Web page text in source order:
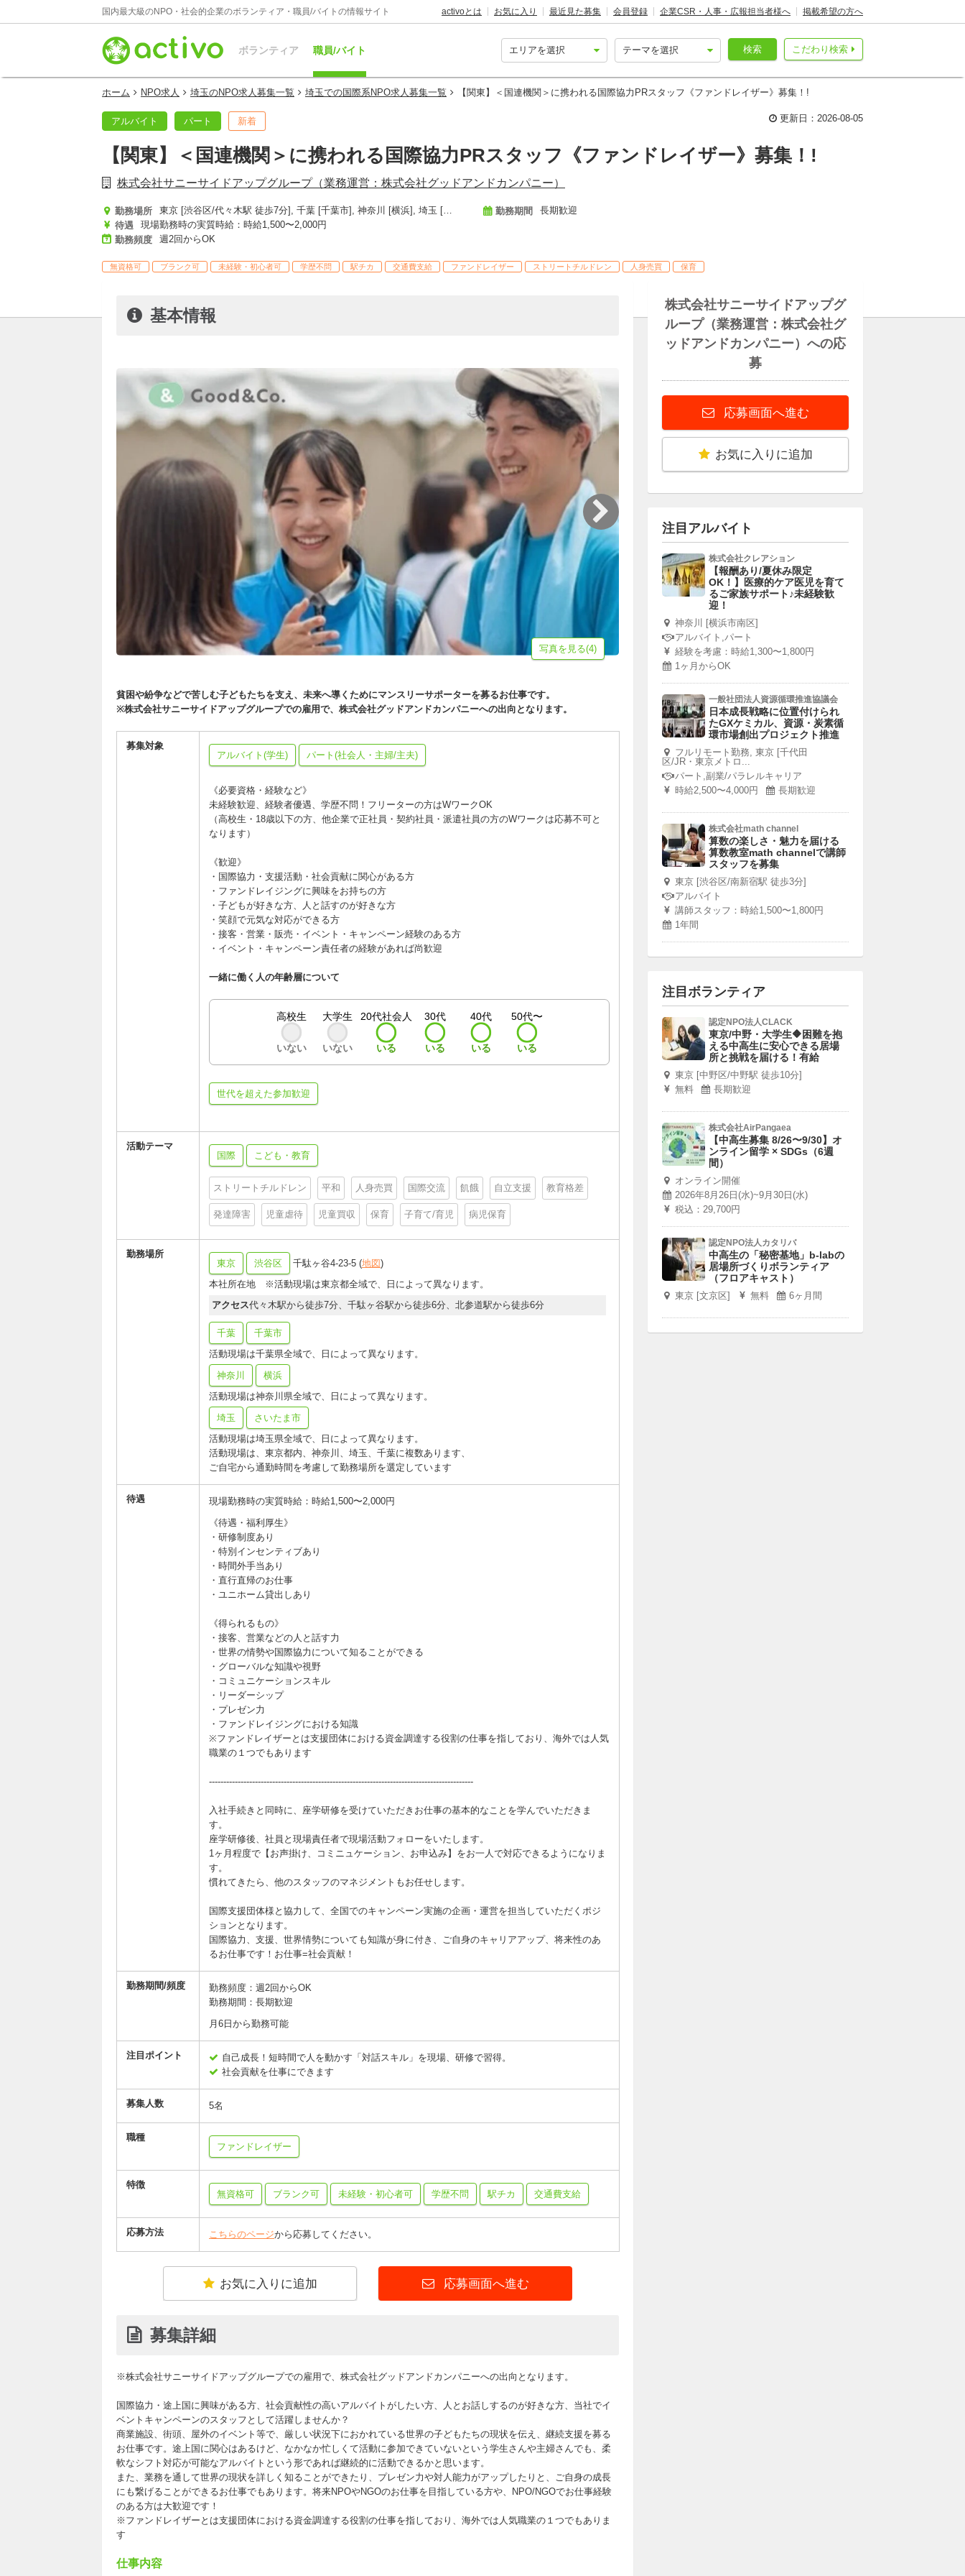
国内最大級のNPO・社会的企業のボランティア・職員/バイトの情報サイト activoとは お気に入り 最近見た募集 会員登録 企業CSR・人事・広報担当者様へ 掲載希望の方へ
ボランティア 職員/バイト こだわり検索
検索
ホーム NPO求人 埼玉のNPO求人募集一覧 埼玉での国際系NPO求人募集一覧 【関東】＜国連機関＞に携われる国際協力PRスタッフ《ファンドレイザー》募集！!
アルバイト パート 新着 更新日：2026-08-05
【関東】＜国連機関＞に携われる国際協力PRスタッフ《ファンドレイザー》募集！!
株式会社サニーサイドアップグループ（業務運営：株式会社グッドアンドカンパニー）
勤務場所
東京 [渋谷区/代々木駅 徒歩7分], 千葉 [千葉市], 神奈川 [横浜], 埼玉 [さいたま市]
待遇
現場勤務時の実質時給：時給1,500〜2,000円
勤務頻度
週2回からOK
勤務期間 長期歓迎
無資格可 ブランク可 未経験・初心者可 学歴不問 駅チカ 交通費支給 ファンドレイザー ストリートチルドレン 人身売買 保育
基本情報
写真を見る(4)
貧困や紛争などで苦しむ子どもたちを支え、未来へ導くためにマンスリーサポーターを募るお仕事です。
※株式会社サニーサイドアップグループでの雇用で、株式会社グッドアンドカンパニーへの出向となります。
募集対象
アルバイト(学生)
パート(社会人・主婦/主夫)
《必要資格・経験など》
未経験歓迎、経験者優遇、学歴不問！フリーターの方はWワークOK
（高校生・18歳以下の方、他企業で正社員・契約社員・派遣社員の方のWワークは応募不可と
なります）
《歓迎》
・国際協力・支援活動・社会貢献に関心がある方
・ファンドレイジングに興味をお持ちの方
・子どもが好きな方、人と話すのが好きな方
・笑顔で元気な対応ができる方
・接客・営業・販売・イベント・キャンペーン経験のある方
・イベント・キャンペーン責任者の経験があれば尚歓迎
一緒に働く人の年齢層について
高校生
いない
大学生
いない
20代社会人
いる
30代
いる
40代
いる
50代〜
いる
世代を超えた参加歓迎
活動テーマ
国際
こども・教育
ストリートチルドレン 平和 人身売買 国際交流 飢餓 自立支援 教育格差
発達障害 児童虐待 児童買収 保育 子育て/育児 病児保育
勤務場所
東京
渋谷区 千駄ヶ谷4-23-5 (地図)
本社所在地 ※活動現場は東京都全域で、日によって異なります。
アクセス代々木駅から徒歩7分、千駄ヶ谷駅から徒歩6分、北参道駅から徒歩6分
千葉
千葉市
活動現場は千葉県全域で、日によって異なります。
神奈川
横浜
活動現場は神奈川県全域で、日によって異なります。
埼玉
さいたま市
活動現場は埼玉県全域で、日によって異なります。
活動現場は、東京都内、神奈川、埼玉、千葉に複数あります、
ご自宅から通勤時間を考慮して勤務場所を選定しています
待遇
現場勤務時の実質時給：時給1,500〜2,000円
《待遇・福利厚生》
・研修制度あり
・特別インセンティブあり
・時間外手当あり
・直行直帰のお仕事
・ユニホーム貸出しあり
《得られるもの》
・接客、営業などの人と話す力
・世界の情勢や国際協力について知ることができる
・グローバルな知識や視野
・コミュニケーションスキル
・リーダーシップ
・プレゼン力
・ファンドレイジングにおける知識
※ファンドレイザーとは支援団体における資金調達する役割の仕事を指しており、海外では人気
職業の１つでもあります
--------------------------------------------------------------------------------------------
入社手続きと同時に、座学研修を受けていただきお仕事の基本的なことを学んでいただきま
す。
座学研修後、社員と現場責任者で現場活動フォローをいたします。
1ヶ月程度で【お声掛け、コミニュケーション、お申込み】をお一人で対応できるようになりま
す。
慣れてきたら、他のスタッフのマネジメントもお任せします。
国際支援団体様と協力して、全国でのキャンペーン実施の企画・運営を担当していただくポジ
ションとなります。
国際協力、支援、世界情勢についても知識が身に付き、ご自身のキャリアアップ、将来性のあ
るお仕事です！お仕事=社会貢献！
勤務期間/頻度
勤務頻度：週2回からOK
勤務期間：長期歓迎
月6日から勤務可能
注目ポイント
自己成長！短時間で人を動かす「対話スキル」を現場、研修で習得。
社会貢献を仕事にできます
募集人数 5名
職種
ファンドレイザー
特徴
無資格可
ブランク可 未経験・初心者可 学歴不問 駅チカ 交通費支給
応募方法 こちらのページから応募してください。
応募画面へ進む
お気に入りに追加
募集詳細
※株式会社サニーサイドアップグループでの雇用で、株式会社グッドアンドカンパニーへの出向となります。
国際協力・途上国に興味がある方、社会貢献性の高いアルバイトがしたい方、人とお話しするのが好きな方、当社でイ
ベントキャンペーンのスタッフとして活躍しませんか？
商業施設、街頭、屋外のイベント等で、厳しい状況下におかれている世界の子どもたちの現状を伝え、継続支援を募る
お仕事です。途上国に関心はあるけど、なかなか忙しくて活動に参加できていないという学生さんや主婦さんでも、柔
軟なシフト対応が可能なアルバイトという形であれば継続的に活動できるかと思います。
また、業務を通して世界の現状を詳しく知ることができたり、プレゼン力や対人能力がアップしたりと、ご自身の成長
にも繋げることができるお仕事でもあります。将来NPOやNGOのお仕事を目指している方や、NPO/NGOでお仕事経験
のある方は大歓迎です！
※ファンドレイザーとは支援団体における資金調達する役割の仕事を指しており、海外では人気職業の１つでもありま
す
仕事内容
株式会社サニーサイドアップグ
ループ（業務運営：株式会社グ
ッドアンドカンパニー）への応
募
応募画面へ進む
お気に入りに追加
注目アルバイト
株式会社クレアション
【報酬あり/夏休み限定
OK！】医療的ケア医児を育て
るご家族サポート♪未経験歓
迎！
神奈川 [横浜市南区]
アルバイト,パート
経験を考慮：時給1,300〜1,800円
1ヶ月からOK
一般社団法人資源循環推進協議会
日本成長戦略に位置付けられ
たGXケミカル、資源・炭素循
環市場創出プロジェクト推進
フルリモート勤務, 東京 [千代田
区/JR・東京メトロ...
パート,副業/パラレルキャリア
時給2,500〜4,000円
長期歓迎
株式会社math channel
算数の楽しさ・魅力を届ける
算数教室math channelで講師
スタッフを募集
東京 [渋谷区/南新宿駅 徒歩3分]
アルバイト
講師スタッフ：時給1,500〜1,800円
1年間
注目ボランティア
認定NPO法人CLACK
東京/中野・大学生🔶困難を抱
える中高生に安心できる居場
所と挑戦を届ける！有給
東京 [中野区/中野駅 徒歩10分]
無料
長期歓迎
株式会社AirPangaea
【中高生募集 8/26〜9/30】オ
ンライン留学 × SDGs（6週
間）
オンライン開催
2026年8月26日(水)~9月30日(水)
税込：29,700円
認定NPO法人カタリバ
中高生の「秘密基地」b-labの
居場所づくりボランティア
（フロアキャスト）
東京 [文京区] 無料 6ヶ月間